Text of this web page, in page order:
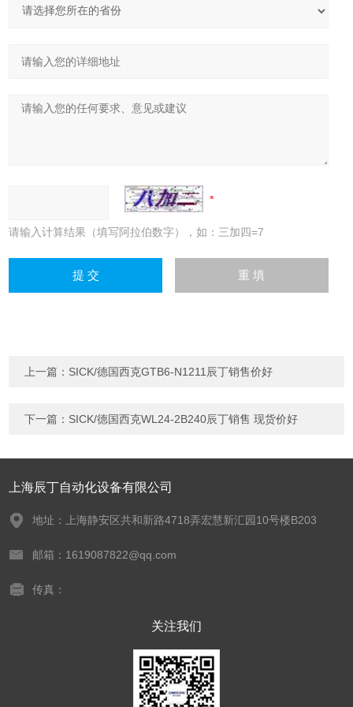
请输入计算结果（填写阿拉伯数字），如：三加四=7
上一篇： SICK/德国西克GTB6-N1211辰丁销售价好
下一篇： SICK/德国西克WL24-2B240辰丁销售 现货价好
上海辰丁自动化设备有限公司
地址：上海静安区共和新路4718弄宏慧新汇园10号楼B203
邮箱：1619087822@qq.com
传真：
关注我们